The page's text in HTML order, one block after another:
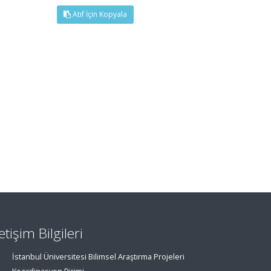
Atıf İçin Kopyala
Bilgileri
İstanbul Üniversitesi Bilimsel Araştırma Projeleri